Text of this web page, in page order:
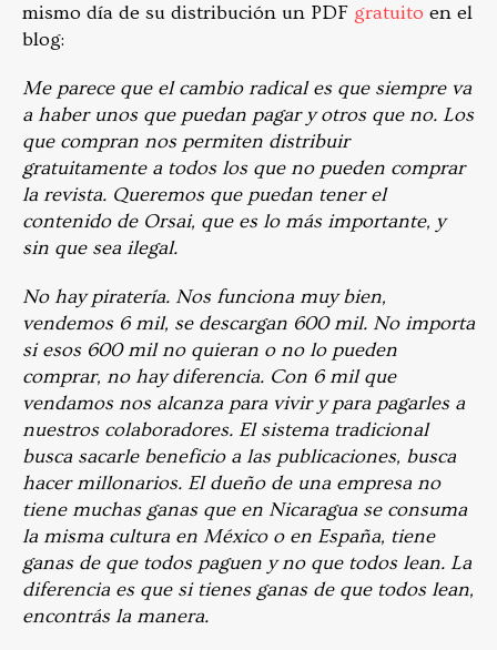
mismo día de su distribución un PDF gratuito en el
blog:
Me parece que el cambio radical es que siempre va
a haber unos que puedan pagar y otros que no. Los
que compran nos permiten distribuir
gratuitamente a todos los que no pueden comprar
la revista. Queremos que puedan tener el
contenido de Orsai, que es lo más importante, y
sin que sea ilegal.
No hay piratería. Nos funciona muy bien,
vendemos 6 mil, se descargan 600 mil. No importa
si esos 600 mil no quieran o no lo pueden
comprar, no hay diferencia. Con 6 mil que
vendamos nos alcanza para vivir y para pagarles a
nuestros colaboradores. El sistema tradicional
busca sacarle beneficio a las publicaciones, busca
hacer millonarios. El dueño de una empresa no
tiene muchas ganas que en Nicaragua se consuma
la misma cultura en México o en España, tiene
ganas de que todos paguen y no que todos lean. La
diferencia es que si tienes ganas de que todos lean,
encontrás la manera.